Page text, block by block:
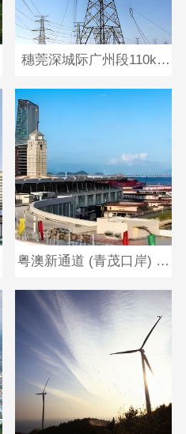
穗莞深城际广州段110kV
及以上输电线路
粤澳新通道 (青茂口岸) 项
目机电工程